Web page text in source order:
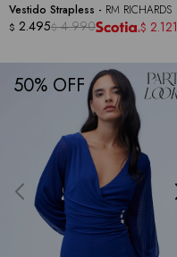
Vestido Strapless - RM RICHARDS
$ 2.495$ 4.990 $ 2.121
50